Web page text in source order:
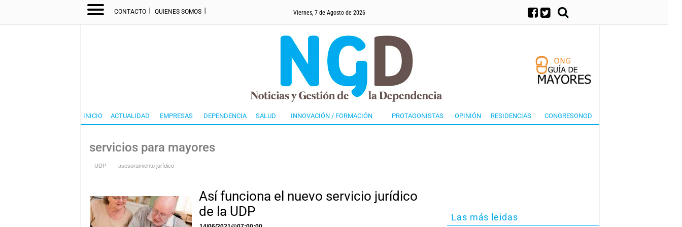
CONTACTO I QUIENES SOMOS I Viernes, 7 de Agosto de 2026
INICIO ACTUALIDAD EMPRESAS DEPENDENCIA SALUD INNOVACIÓN / FORMACIÓN PROTAGONISTAS OPINIÓN RESIDENCIAS CONGRESONGD
servicios para mayores
UDP asesoramiento jurídico
Así funciona el nuevo servicio jurídico
de la UDP
Las más leidas